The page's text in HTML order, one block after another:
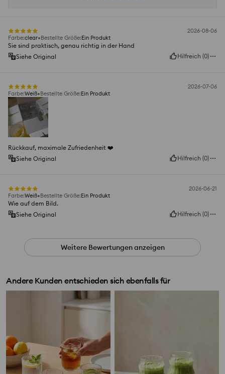
2026-08-06
Farbe:clear Bestellte Größe:Ein Produkt
Sie sind praktisch, genau richtig in der Hand
Siehe Original
Hilfreich (0)
2026-07-06
Farbe:Weiß Bestellte Größe:Ein Produkt
Rückkauf, maximale Zufriedenheit ❤️
Siehe Original
Hilfreich (0)
2026-06-21
Farbe:Weiß Bestellte Größe:Ein Produkt
Wie auf dem Bild.
Siehe Original
Hilfreich (0)
Weitere Bewertungen anzeigen
Andere Kunden entschieden sich ebenfalls für